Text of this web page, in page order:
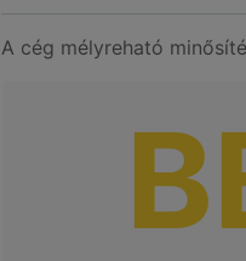
A cég mélyreható